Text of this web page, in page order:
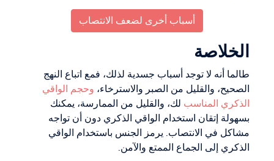
أسباب أخرى لضعف الانتصاب
الخلاصة
طالما أنه لا توجد أسباب جسدية لذلك، فمع اتباع النهج
الصحيح، والقليل من الصبر والاسترخاء، وحجم الواقي
الذكري المناسب لك، والقليل من الممارسة، يمكنك
بسهولة إتقان استخدام الواقي الذكري دون أن تواجه
مشاكل في الانتصاب. يرمز الجنس باستخدام الواقي
الذكري إلى الجماع الممتع والآمن.